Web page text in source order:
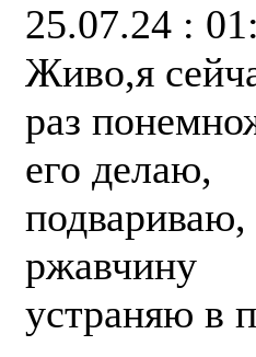
25.07.24 :
Живо,я
раз
его делаю,
подвариваю,
ржавчину
устраняю в